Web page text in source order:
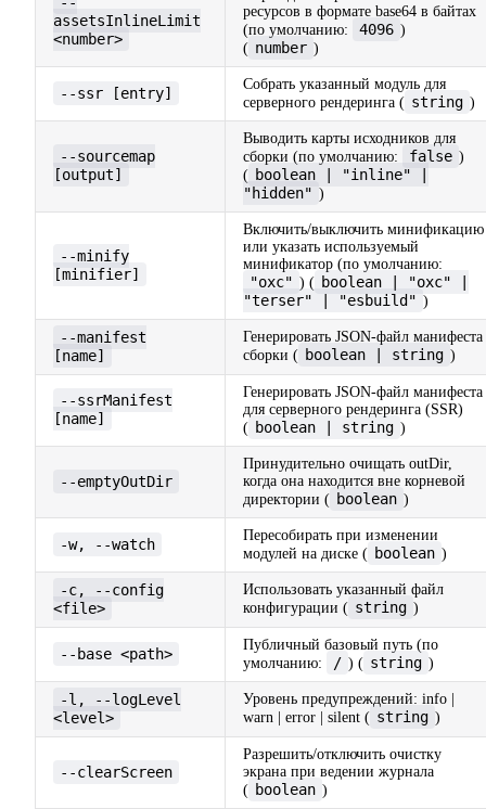
assetsInlineLimit
<number>
ресурсов в формате base64 в байтах
(по умолчанию:
4096 )
( number )
--ssr [entry]
Собрать указанный модуль для
серверного рендеринга ( string )
--sourcemap
[output]
Выводить карты исходников для
сборки (по умолчанию:
false )
( boolean | "inline" |
"hidden" )
--minify
[minifier]
Включить/выключить минификацию
или указать используемый
минификатор (по умолчанию:
"oxc" ) ( boolean | "oxc" |
"terser" | "esbuild" )
--manifest
[name]
Генерировать JSON-файл манифеста
сборки ( boolean | string )
--ssrManifest
[name]
Генерировать JSON-файл манифеста
для серверного рендеринга (SSR)
( boolean | string )
--emptyOutDir
Принудительно очищать outDir,
когда она находится вне корневой
директории ( boolean )
-w, --watch
Пересобирать при изменении
модулей на диске ( boolean )
-c, --config
<file>
Использовать указанный файл
конфигурации ( string )
--base <path>
Публичный базовый путь (по
умолчанию:
/ ) ( string )
-l, --logLevel
<level>
Уровень предупреждений: info |
warn | error | silent ( string )
--clearScreen
Разрешить/отключить очистку
экрана при ведении журнала
( boolean )